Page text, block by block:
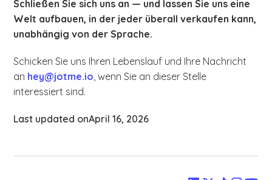
Schließen Sie sich uns an — und lassen Sie uns eine
Welt aufbauen, in der jeder überall verkaufen kann,
unabhängig von der Sprache.
Schicken Sie uns Ihren Lebenslauf und Ihre Nachricht
an hey@jotme.io, wenn Sie an dieser Stelle
interessiert sind.
Last updated onApril 16, 2026